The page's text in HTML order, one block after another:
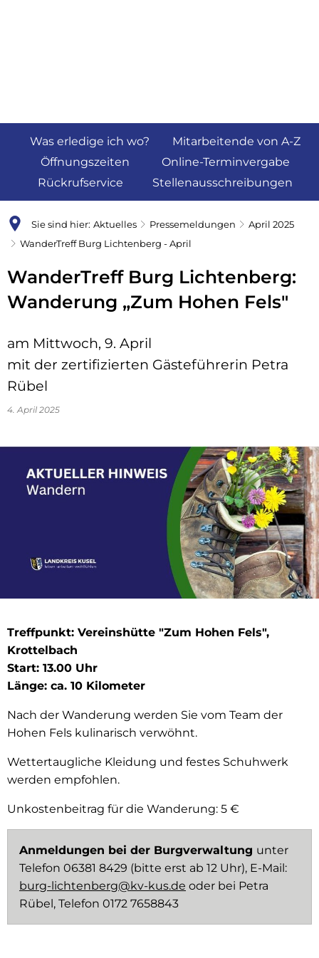
Was erledige ich wo?
Mitarbeitende von A-Z
Öffnungszeiten
Online-Terminvergabe
Rückrufservice
Stellenausschreibungen
Sie sind hier: Aktuelles Pressemeldungen
April 2025
WanderTreff Burg Lichtenberg - April
WanderTreff Burg Lichtenberg:
Wanderung „Zum Hohen Fels"
am Mittwoch, 9. April
mit der zertifizierten Gästeführerin Petra
Rübel
4. April 2025
Treffpunkt: Vereinshütte "Zum Hohen Fels",
Krottelbach
Start: 13.00 Uhr
Länge: ca. 10 Kilometer
Nach der Wanderung werden Sie vom Team der
Hohen Fels kulinarisch verwöhnt.
Wettertaugliche Kleidung und festes Schuhwerk
werden empfohlen.
Unkostenbeitrag für die Wanderung: 5 €
Anmeldungen bei der Burgverwaltung unter
Telefon 06381 8429 (bitte erst ab 12 Uhr), E-Mail:
burg-lichtenberg@kv-kus.de oder bei Petra
Rübel, Telefon 0172 7658843